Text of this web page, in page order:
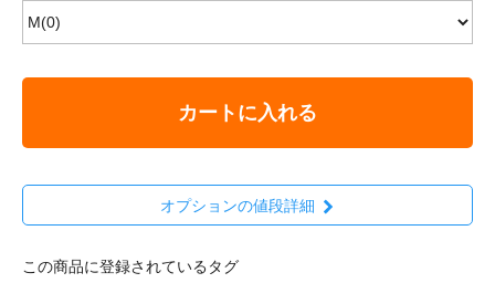
カートに入れる
オプションの値段詳細
この商品に登録されているタグ